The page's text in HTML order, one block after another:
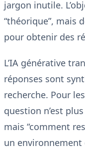
jargon inutile.
“théorique”, mais
pour obtenir des
L’IA générative
réponses sont
recherche. Pour
question n’est
mais “comment
un environnement